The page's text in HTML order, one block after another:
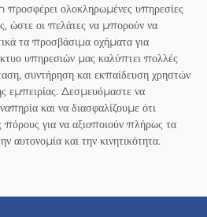
ολοκληρωμένες υπηρεσίες
ώστε οι πελάτες να μπορούν να
τα προσβάσιμα οχήματα για
υπηρεσιών μας καλύπτει πολλές
συντήρηση και εκπαίδευση χρηστών
εμπειρίας. Δεσμευόμαστε να
και να διασφαλίζουμε ότι
πόρους για να αξιοποιούν πλήρως τα
αυτονομία και την κινητικότητα.